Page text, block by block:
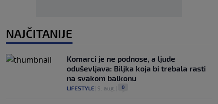
NAJČITANIJE
Komarci je ne podnose, a ljude
oduševljava: Biljka koja bi trebala rasti
na svakom balkonu
LIFESTYLE 9. aug. 0